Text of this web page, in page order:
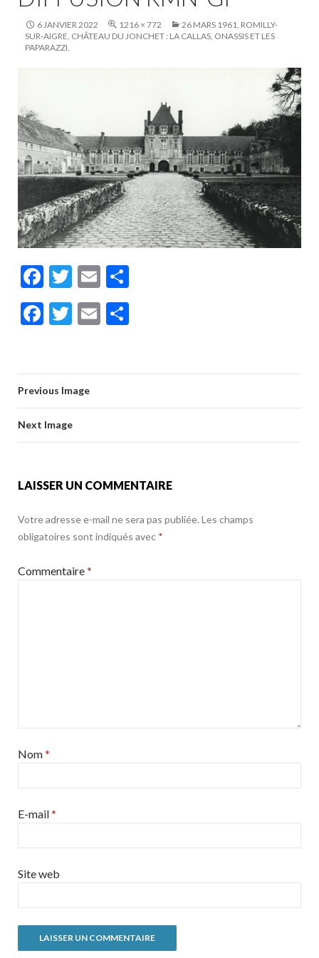
6 JANVIER 2022 1216 × 772
26 MARS 1961, ROMILLY-
SUR-AIGRE, CHÂTEAU DU JONCHET : LA CALLAS, ONASSIS ET LES
PAPARAZZI.
F
ac
e
o
o
k
T
w
itt
E
m
ai
er
F
b
o
o
k
T
er
E
l
g
er
Previous Image
Next Image
LAISSER UN COMMENTAIRE
Votre adresse e-mail ne sera pas publiée. Les champs
obligatoires sont indiqués avec *
Commentaire*
Nom*
E-mail*
Site web